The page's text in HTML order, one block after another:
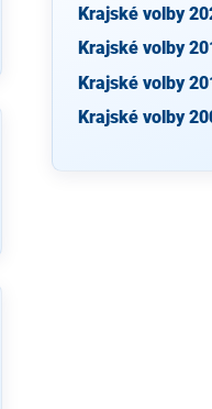
Krajské volby
Krajské volby
Krajské volby
Krajské volby